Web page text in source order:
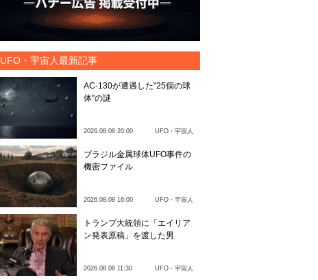
UFO・宇宙人最新記事
AC-130が遭遇した"25個の球
体"の謎
2026.08.08 20:00 UFO・宇宙人
ブラジル金属球体UFO事件の
機密ファイル
2026.08.08 16:00 UFO・宇宙人
トランプ大統領に「エイリア
ン発表原稿」を渡した男
2026.08.08 11:30 UFO・宇宙人